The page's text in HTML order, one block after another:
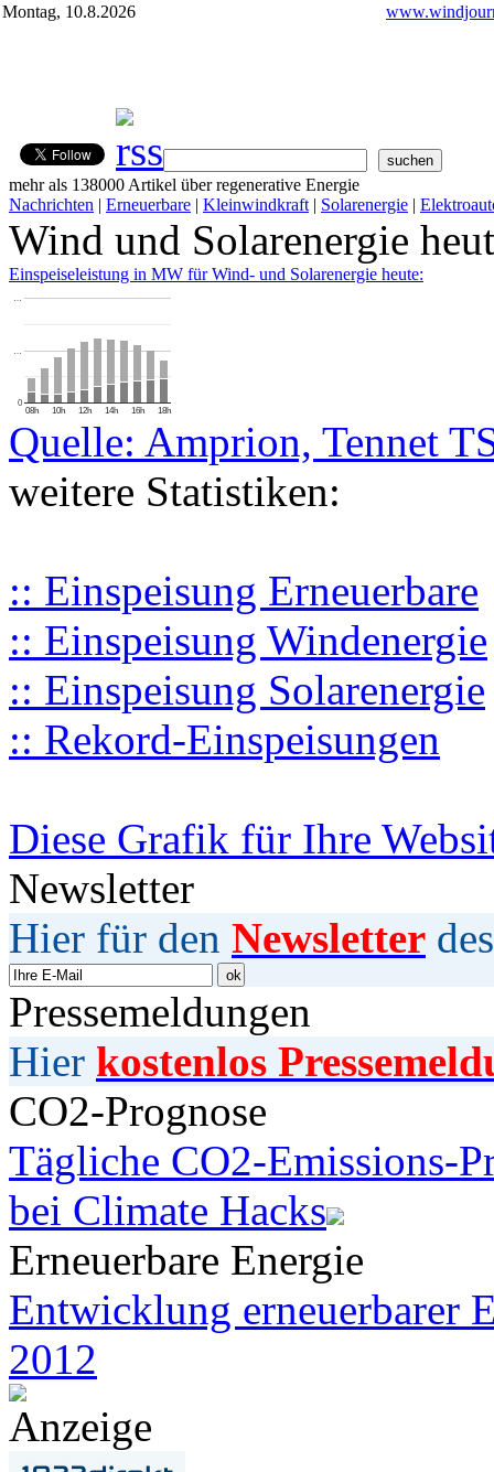
Montag, 10.8.2026
mehr als 138000 Artikel über regenerative Energie
Nachrichten | Erneuerbare | Kleinwindkraft | Solarenergie |
Wind und Solarenergie
Einspeiseleistung in MW für Wind- und Solarenergie heute:
08h 10h 12h 14h 16h 18h
0
…
…
Quelle: Amprion, Tennet
weitere Statistiken:
:: Einspeisung Erneuerbare
:: Einspeisung Windenergie
:: Einspeisung Solarenergie
:: Rekord-Einspeisungen
Diese Grafik für Ihre
Newsletter
Hier für den Newsletter
Pressemeldungen
Hier kostenlos
CO2-Prognose
Tägliche CO2-Emissions-
bei Climate Hacks
Erneuerbare Energie
Entwicklung erneuerbarer
2012
Anzeige